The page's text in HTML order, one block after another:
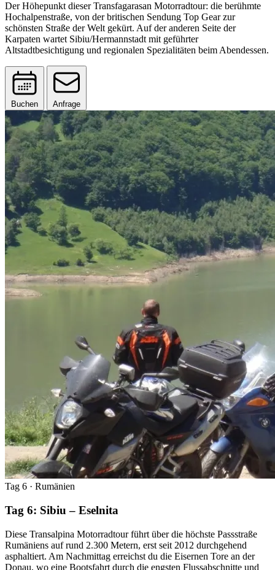
Der Höhepunkt dieser Transfagarasan Motorradtour: die berühmte
Hochalpenstraße, von der britischen Sendung Top Gear zur
schönsten Straße der Welt gekürt. Auf der anderen Seite der
Karpaten wartet Sibiu/Hermannstadt mit geführter
Altstadtbesichtigung und regionalen Spezialitäten beim Abendessen.
Buchen Anfrage
Tag 6 · Rumänien
Tag 6: Sibiu – Eselnita
Diese Transalpina Motorradtour führt über die höchste Passstraße
Rumäniens auf rund 2.300 Metern, erst seit 2012 durchgehend
asphaltiert. Am Nachmittag erreichst du die Eisernen Tore an der
Donau, wo eine Bootsfahrt durch die engsten Flussabschnitte und